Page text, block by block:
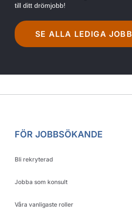
till ditt drömjobb!
SE ALLA LEDIGA JOBB
FÖR JOBBSÖKANDE
Bli rekryterad
Jobba som konsult
Våra vanligaste roller